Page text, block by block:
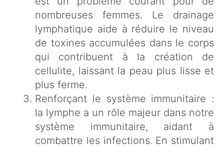
nombreuses femmes. Le drainage
lymphatique aide à réduire le niveau
de toxines accumulées dans le corps
qui contribuent à la création de
cellulite, laissant la peau plus lisse et
plus ferme.
Renforçant le système immunitaire :
la lymphe a un rôle majeur dans notre
système immunitaire, aidant à
combattre les infections. En stimulant